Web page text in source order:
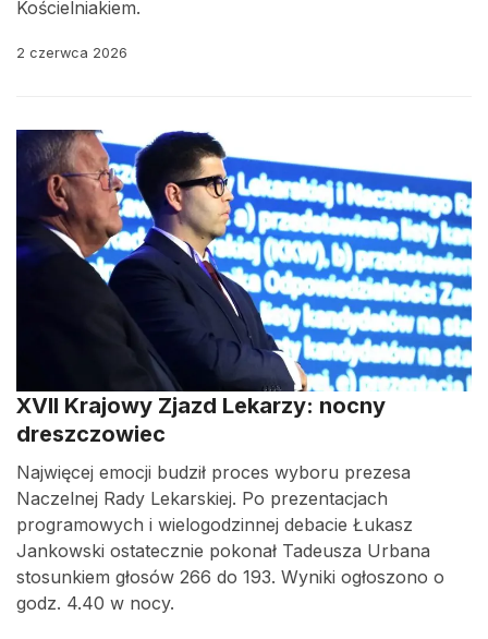
Kościelniakiem.
2 czerwca 2026
XVII Krajowy Zjazd Lekarzy: nocny
dreszczowiec
Najwięcej emocji budził proces wyboru prezesa
Naczelnej Rady Lekarskiej. Po prezentacjach
programowych i wielogodzinnej debacie Łukasz
Jankowski ostatecznie pokonał Tadeusza Urbana
stosunkiem głosów 266 do 193. Wyniki ogłoszono o
godz. 4.40 w nocy.